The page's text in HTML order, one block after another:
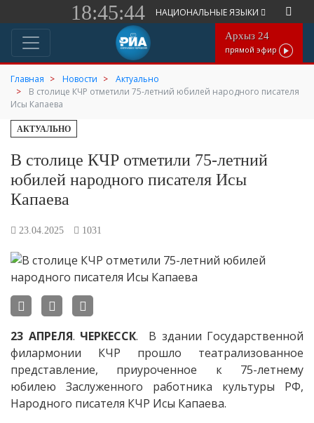
18:45:44 НАЦИОНАЛЬНЫЕ ЯЗЫКИ
Архыз 24
прямой эфир
Главная Новости
Актуально
В столице КЧР отметили 75-летний юбилей народного писателя
Исы Капаева
АКТУАЛЬНО
В столице КЧР отметили 75-летний
юбилей народного писателя Исы
Капаева
23.04.2025 1031
23 АПРЕЛЯ. ЧЕРКЕССК. В здании Государственной
филармонии КЧР прошло театрализованное
представление, приуроченное к 75-летнему
юбилею Заслуженного работника культуры РФ,
Народного писателя КЧР Исы Капаева.